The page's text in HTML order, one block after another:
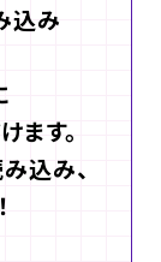
込み
ます。
込み、